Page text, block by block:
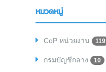
หมวดหมู่
CoP หน่วยงาน 119
กรมบัญชีกลาง 10